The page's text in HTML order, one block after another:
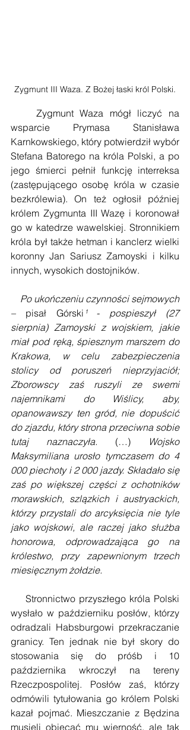
Zygmunt III Waza. Z Bożej łaski król Polski.
wsparcie Prymasa Stanisława
Karnkowskiego, który potwierdził wybór
Stefana Batorego na króla Polski, a po
jego śmierci pełnił funkcję interreksa
(zastępującego osobę króla w czasie
bezkrólewia). On też ogłosił później
królem Zygmunta III Wazę i koronował
go w katedrze wawelskiej. Stronnikiem
króla był także hetman i kanclerz wielki
koronny Jan Sariusz Zamoyski i kilku
innych, wysokich dostojników.
Po ukończeniu czynności sejmowych
– pisał Górski ¹ - pospieszył (27
sierpnia) Zamoyski z wojskiem, jakie
miał pod ręką, śpiesznym marszem do
Krakowa, w celu zabezpieczenia
stolicy od poruszeń nieprzyjaciół;
Zborowscy zaś ruszyli ze swemi
najemnikami do Wiślicy, aby,
opanowawszy ten gród, nie dopuścić
do zjazdu, który strona przeciwna sobie
tutaj naznaczyła. (…)
Wojsko
Maksymiliana urosło tymczasem do 4
000 piechoty i 2 000 jazdy. Składało się
zaś po większej części z ochotników
morawskich, szlązkich i austryackich,
którzy przystali do arcyksięcia nie tyle
jako wojskowi, ale raczej jako służba
honorowa, odprowadzająca go na
królestwo, przy zapewnionym trzech
miesięcznym żołdzie.
wysłało w październiku posłów, którzy
odradzali Habsburgowi przekraczanie
granicy. Ten jednak nie był skory do
stosowania się do próśb i 10
października wkroczył na tereny
Rzeczpospolitej. Posłów zaś, którzy
odmówili tytułowania go królem Polski
kazał pojmać. Mieszczanie z Będzina
musieli obiecać mu wierność, ale tak